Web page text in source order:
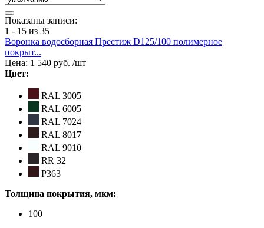
Показаны записи:
1 - 15 из 35
Воронка водосборная Престиж D125/100 полимерное
покрыт...
Цена: 1 540 руб. /шт
Цвет:
RAL 3005
RAL 6005
RAL 7024
RAL 8017
RAL 9010
RR 32
Р363
Толщина покрытия, мкм:
100